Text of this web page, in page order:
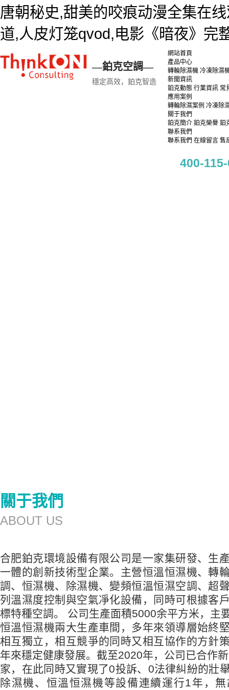
唐朝秘史,甜美的咬痕动漫全集在
道,人皮灯笼qvod,电影《暗夜》完
—鉑克空調—
穩定高效，鉑克智造
網站首頁
產品中心
轉輪除濕機 冷凍除濕
新聞資訊
鉑克動態 行業資訊 常
應用案例
轉輪除濕案例 冷凍除
關于我們
鉑克簡介 鉑克榮譽 鉑
聯系我們
聯系我們 在線留言 售
400-
關于我們
ABOUT US
合肥鉑克環境設備有限公司是一家集研發、生
一體的創新技術型企業。主營恒溫恒濕機、轉
調、恒濕機、除濕機、變頻恒溫恒濕空調、超
列溫濕度控制與空氣凈化設備，同時可根據客
標特種空調。 公司生產面積5000余平方米，主
恒溫恒濕機兩大生產車間，多年來領導層始終
相互獨立，相互競爭的同時又相互協作的方針
年來穩定健康發展。截至2020年，公司已合作
家，在此同時又實現了0投訴、0法律糾紛的壯
除濕機、恒溫恒濕機等設備連續運行1年，